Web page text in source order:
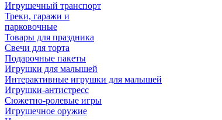
Игрушечный транспорт
Треки, гаражи и
парковочные
Товары для праздника
Свечи для торта
Подарочные пакеты
Игрушки для малышей
Интерактивные игрушки для малышей
Игрушки-антистресс
Сюжетно-ролевые игры
Игрушечное оружие